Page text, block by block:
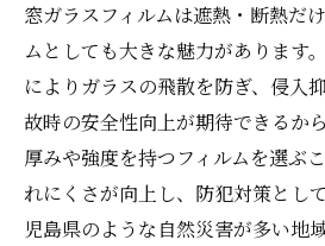
窓ガラスフィルムは遮熱・断熱だ
ムとしても大きな魅力があります
によりガラスの飛散を防ぎ、侵入
故時の安全性向上が期待できるか
厚みや強度を持つフィルムを選ぶ
れにくさが向上し、防犯対策とし
児島県のような自然災害が多い地